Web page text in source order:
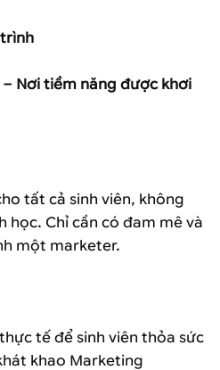
trình
Nơi tiềm năng được khơi
tất cả sinh viên, không
học. Chỉ cần có đam mê và
một marketer.
tế để sinh viên thỏa sức
khao Marketing